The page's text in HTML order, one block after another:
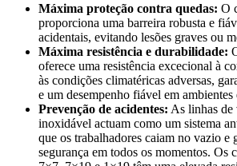
Máxima proteção contra quedas: O
proporciona uma barreira robusta e
acidentais, evitando lesões graves ou
Máxima resistência e durabilidade:
oferece uma resistência excecional à
às condições climatéricas adversas,
e um desempenho fiável em ambientes
Prevenção de acidentes: As linhas de
inoxidável actuam como um sistema
que os trabalhadores caiam no vazio e
segurança em todos os momentos. Os